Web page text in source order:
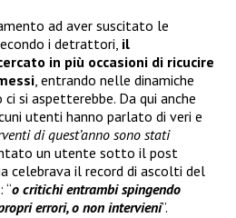
ad aver suscitato le
i detrattori, il
in più occasioni di ricucire
, entrando nelle dinamiche
si aspetterebbe. Da qui anche
utenti hanno parlato di veri e
di quest’anno sono stati
un utente sotto il post
celebrava il record di ascolti del
“o critichi entrambi spingendo
errori, o non intervieni”.